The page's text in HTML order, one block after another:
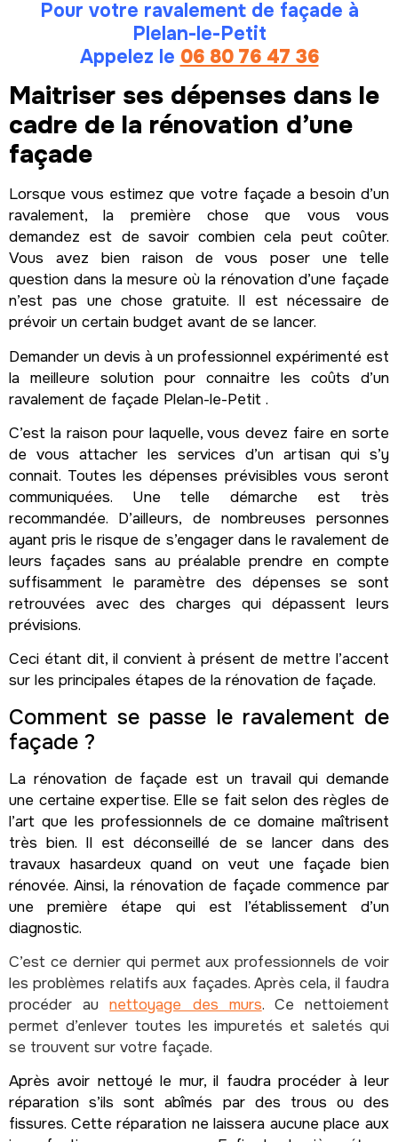
Pour votre ravalement de façade à
Plelan-le-Petit
Appelez le 06 80 76 47 36
Maitriser ses dépenses dans le
cadre de la rénovation d’une
façade
Lorsque vous estimez que votre façade a besoin d’un
ravalement, la première chose que vous vous
demandez est de savoir combien cela peut coûter.
Vous avez bien raison de vous poser une telle
question dans la mesure où la rénovation d’une façade
n’est pas une chose gratuite. Il est nécessaire de
prévoir un certain budget avant de se lancer.
Demander un devis à un professionnel expérimenté est
la meilleure solution pour connaitre les coûts d’un
ravalement de façade Plelan-le-Petit .
C’est la raison pour laquelle, vous devez faire en sorte
de vous attacher les services d’un artisan qui s’y
connait. Toutes les dépenses prévisibles vous seront
communiquées. Une telle démarche est très
recommandée. D’ailleurs, de nombreuses personnes
ayant pris le risque de s’engager dans le ravalement de
leurs façades sans au préalable prendre en compte
suffisamment le paramètre des dépenses se sont
retrouvées avec des charges qui dépassent leurs
prévisions.
Ceci étant dit, il convient à présent de mettre l’accent
sur les principales étapes de la rénovation de façade.
Comment se passe le ravalement de
façade ?
La rénovation de façade est un travail qui demande
une certaine expertise. Elle se fait selon des règles de
l’art que les professionnels de ce domaine maîtrisent
très bien. Il est déconseillé de se lancer dans des
travaux hasardeux quand on veut une façade bien
rénovée. Ainsi, la rénovation de façade commence par
une première étape qui est l’établissement d’un
diagnostic.
C’est ce dernier qui permet aux professionnels de voir
les problèmes relatifs aux façades. Après cela, il faudra
procéder aunettoyage des murs. Ce nettoiement
permet d’enlever toutes les impuretés et saletés qui
se trouvent sur votre façade.
Après avoir nettoyé le mur, il faudra procéder à leur
réparation s’ils sont abîmés par des trous ou des
fissures. Cette réparation ne laissera aucune place aux